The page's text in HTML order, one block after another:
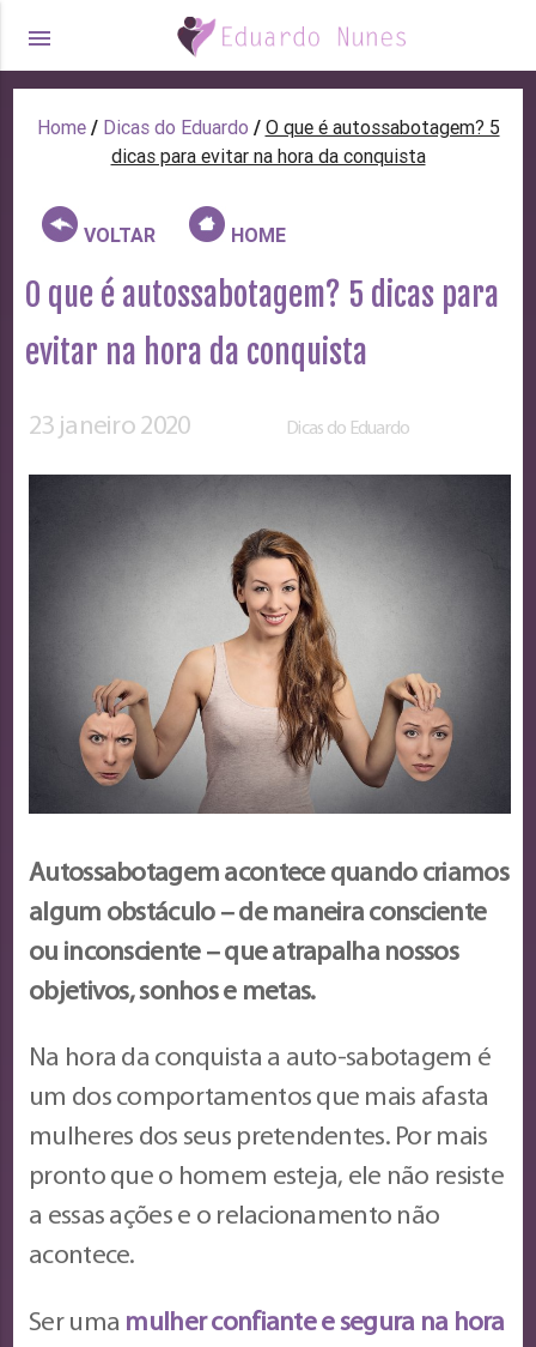
menu
Home / Dicas do Eduardo / O que é autossabotagem? 5
dicas para evitar na hora da conquista
VOLTAR HOME
O que é autossabotagem? 5 dicas para
evitar na hora da conquista
23 janeiro 2020 Dicas do Eduardo
Autossabotagem acontece quando criamos
algum obstáculo – de maneira consciente
ou inconsciente – que atrapalha nossos
objetivos, sonhos e metas.
Na hora da conquista a auto-sabotagem é
um dos comportamentos que mais afasta
mulheres dos seus pretendentes. Por mais
pronto que o homem esteja, ele não resiste
a essas ações e o relacionamento não
acontece.
Ser uma mulher confiante e segura na hora